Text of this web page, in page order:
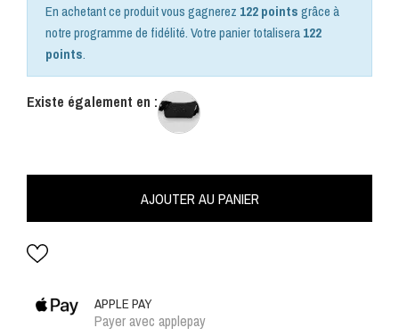
En achetant ce produit vous gagnerez 122 pointsgrâce à
notre programme de fidélité. Votre panier totalisera122
points.
Existe également en :
AJOUTER AU PANIER
APPLE PAY
Payer avec applepay